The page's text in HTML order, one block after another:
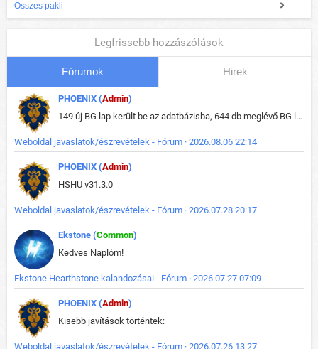
Összes pakli
Legfrissebb hozzászólások
Fórumok Hirek
PHOENIX (Admin)
149 új BG lap került be az adatbázisba, 644 db meglévő BG lap módosult, bekerültek az új képek a megváltozott lapokhoz is.
Weboldal javaslatok/észrevételek - Fórum · 2026.08.06 22:14
PHOENIX (Admin)
HSHU v31.3.0
Weboldal javaslatok/észrevételek - Fórum · 2026.07.28 20:17
Ekstone (Common)
Kedves Naplóm!
Ekstone Hearthstone kalandozásai - Fórum · 2026.07.27 07:09
PHOENIX (Admin)
Kisebb javítások történtek:
Weboldal javaslatok/észrevételek - Fórum · 2026.07.26 13:27